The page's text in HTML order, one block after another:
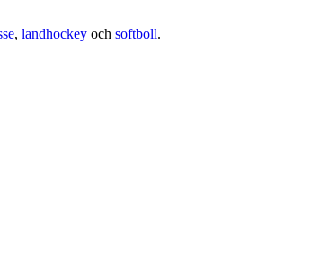
, landhockey och softboll.